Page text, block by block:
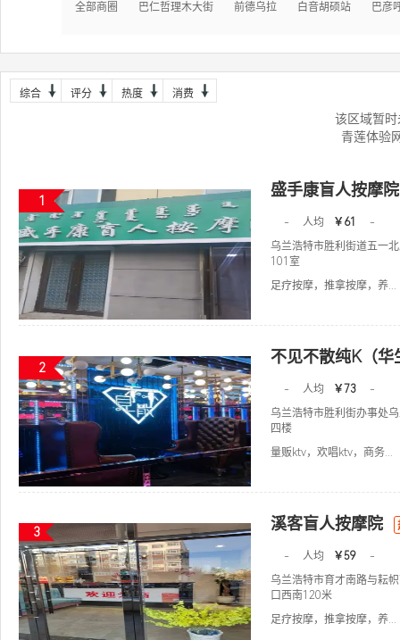
全部商圈 巴仁哲理木大街 前德乌拉 白音胡硕站 巴彦
综合 评分 热度 消费
该区域暂
青莲体验
1
盛手康盲人按摩院
- 人均 ￥61
-
乌兰浩特市胜利街道五一
101室
足疗按摩，推拿按摩，养...
2
不见不散纯K（华
- 人均 ￥73
-
乌兰浩特市胜利街办事处
四楼
量贩ktv，欢唱ktv，商务...
3 溪客盲人按摩院
- 人均 ￥59
-
乌兰浩特市育才南路与耘
口西南120米
足疗按摩，推拿按摩，养...